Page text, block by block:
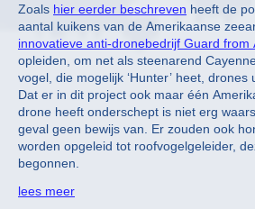
Zoals hier eerder beschreven heeft de
aantal kuikens van de Amerikaanse
innovatieve anti-dronebedrijf Guard from
opleiden, om net als steenarend
vogel, die mogelijk ‘Hunter’ heet, drones
Dat er in dit project ook maar één
drone heeft onderschept is niet erg
geval geen bewijs van. Er zouden ook
worden opgeleid tot roofvogelgeleider,
begonnen.
lees meer